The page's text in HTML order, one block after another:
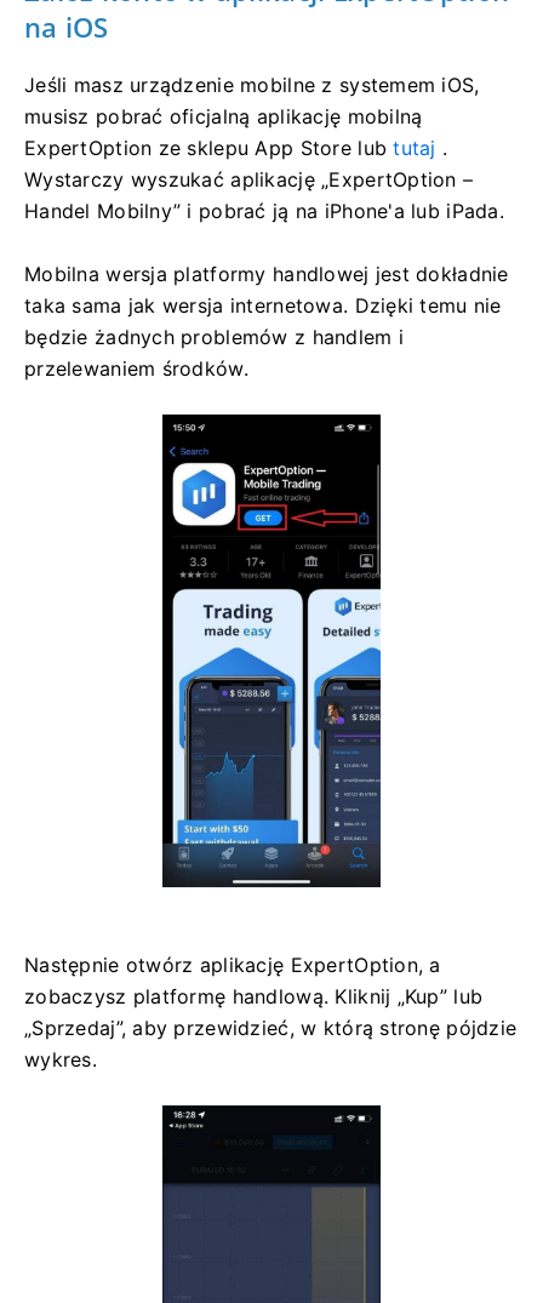
na iOS
Jeśli masz urządzenie mobilne z systemem iOS,
musisz pobrać oficjalną aplikację mobilną
ExpertOption ze sklepu App Store lubtutaj .
Wystarczy wyszukać aplikację „ExpertOption –
Handel Mobilny” i pobrać ją na iPhone'a lub iPada.
Mobilna wersja platformy handlowej jest dokładnie
taka sama jak wersja internetowa. Dzięki temu nie
będzie żadnych problemów z handlem i
przelewaniem środków.
Następnie otwórz aplikację ExpertOption, a
zobaczysz platformę handlową. Kliknij „Kup” lub
„Sprzedaj”, aby przewidzieć, w którą stronę pójdzie
wykres.